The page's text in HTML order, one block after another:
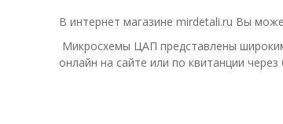
В интернет магазине mirdetali.ru Вы
Микросхемы ЦАП представлены
онлайн на сайте или по квитанции через